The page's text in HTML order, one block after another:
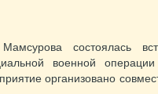
Советуем прочитать
Кружок
состоялась
военной
организовано